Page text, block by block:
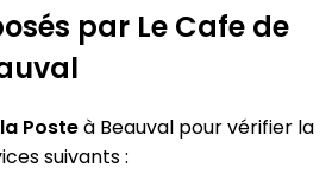
par Le Cafe de
Posteà Beauval pour vérifier la
suivants :